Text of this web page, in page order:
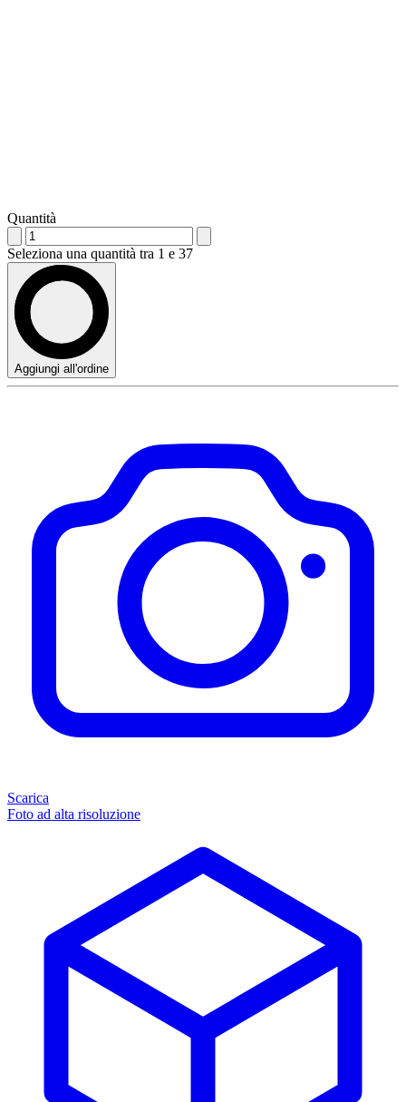
Quantità
Seleziona una quantità tra 1 e 37
Aggiungi all'ordine
Scarica
Foto ad alta risoluzione